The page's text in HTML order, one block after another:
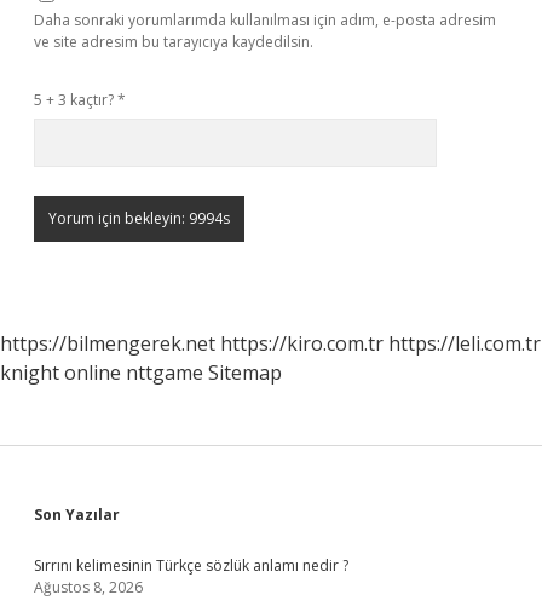
Daha sonraki yorumlarımda kullanılması için adım, e-posta adresim
ve site adresim bu tarayıcıya kaydedilsin.
5 + 3 kaçtır?*
https://bilmengerek.net https://kiro.com.tr https://leli.com.tr
knight online nttgame Sitemap
Sidebar
Son Yazılar
Sırrını kelimesinin Türkçe sözlük anlamı nedir ?
Ağustos 8, 2026